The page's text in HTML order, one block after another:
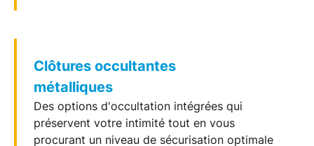
Clôtures occultantes
métalliques
Des options d'occultation intégrées qui
préservent votre intimité tout en vous
procurant un niveau de sécurisation optimale